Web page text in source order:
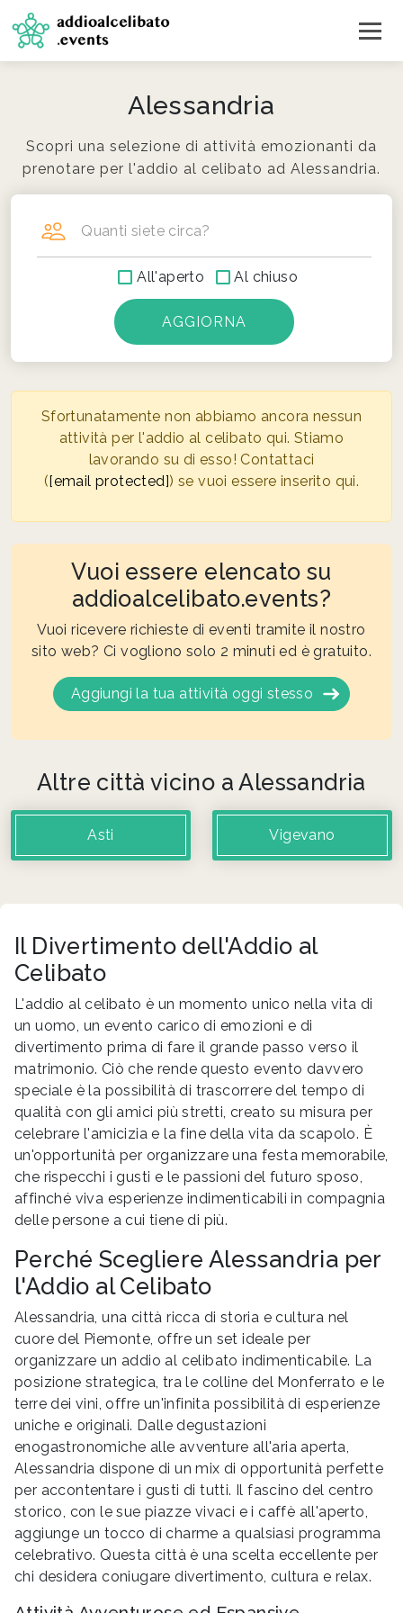
Alessandria
Scopri una selezione di attività emozionanti da
prenotare per l'addio al celibato ad Alessandria.
Quanti siete circa?
All'aperto Al chiuso
Sfortunatamente non abbiamo ancora nessun
attività per l'addio al celibato qui. Stiamo
lavorando su di esso! Contattaci
([email protected]) se vuoi essere inserito qui.
Vuoi essere elencato su
addioalcelibato.events?
Vuoi ricevere richieste di eventi tramite il nostro
sito web? Ci vogliono solo 2 minuti ed è gratuito.
Aggiungi la tua attività oggi stesso
Altre città vicino a Alessandria
Asti Vigevano
Il Divertimento dell'Addio al
Celibato
L'addio al celibato è un momento unico nella vita di
un uomo, un evento carico di emozioni e di
divertimento prima di fare il grande passo verso il
matrimonio. Ciò che rende questo evento davvero
speciale è la possibilità di trascorrere del tempo di
qualità con gli amici più stretti, creato su misura per
celebrare l'amicizia e la fine della vita da scapolo. È
un'opportunità per organizzare una festa memorabile,
che rispecchi i gusti e le passioni del futuro sposo,
affinché viva esperienze indimenticabili in compagnia
delle persone a cui tiene di più.
Perché Scegliere Alessandria per
l'Addio al Celibato
Alessandria, una città ricca di storia e cultura nel
cuore del Piemonte, offre un set ideale per
organizzare un addio al celibato indimenticabile. La
posizione strategica, tra le colline del Monferrato e le
terre dei vini, offre un'infinita possibilità di esperienze
uniche e originali. Dalle degustazioni
enogastronomiche alle avventure all'aria aperta,
Alessandria dispone di un mix di opportunità perfette
per accontentare i gusti di tutti. Il fascino del centro
storico, con le sue piazze vivaci e i caffè all'aperto,
aggiunge un tocco di charme a qualsiasi programma
celebrativo. Questa città è una scelta eccellente per
chi desidera coniugare divertimento, cultura e relax.